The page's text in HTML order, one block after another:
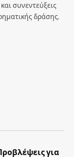
συνεντεύξεις
δράσης.
για